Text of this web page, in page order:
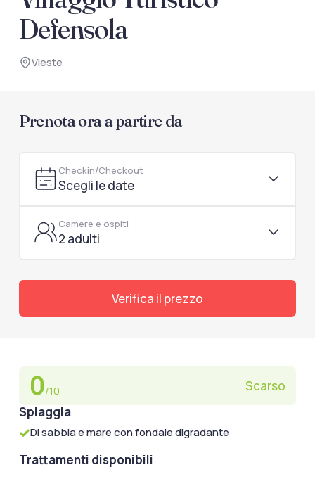
documenti di viaggio.
Accedi / Registrati
Defensola
Vieste
Prenota ora a partire da
Checkin/Checkout
Scegli le date
Camere e ospiti
2 adulti
Verifica il prezzo
0/10
Scarso
Spiaggia
Di sabbia e mare con fondale digradante
Trattamenti disponibili